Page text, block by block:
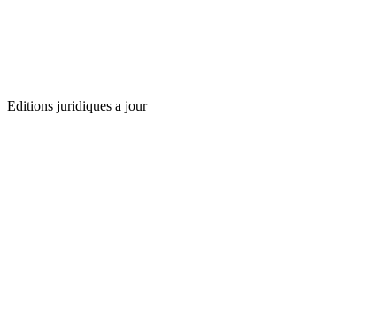
Editions juridiques a jour